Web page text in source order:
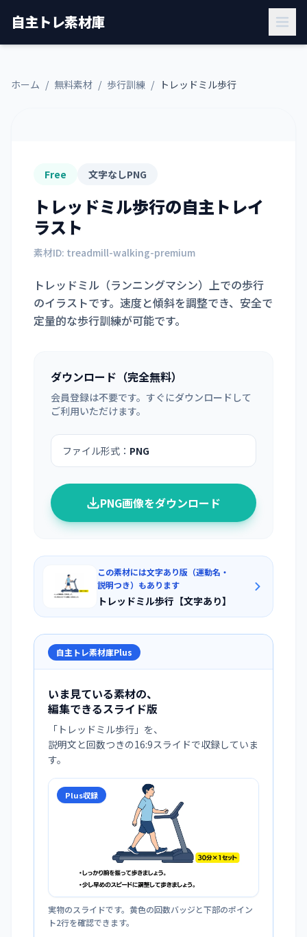
自主トレ素材庫
ホーム / 無料素材 / 歩行訓練 / トレッドミル歩行
Free 文字なしPNG
トレッドミル歩行の自主トレイ
ラスト
素材ID: treadmill-walking-premium
トレッドミル（ランニングマシン）上での歩行
のイラストです。速度と傾斜を調整でき、安全で
定量的な歩行訓練が可能です。
ダウンロード（完全無料）
会員登録は不要です。すぐにダウンロードして
ご利用いただけます。
ファイル形式： PNG
PNG画像をダウンロード
この素材には文字あり版（運動名・
説明つき）もあります
トレッドミル歩行【文字あり】
自主トレ素材庫Plus
いま見ている素材の、
編集できるスライド版
「 トレッドミル歩行 」を、
説明文と回数つきの16:9スライドで収録していま
す。
Plus収録
実物のスライドです。黄色の回数バッジと下部のポイン
ト2行を確認できます。